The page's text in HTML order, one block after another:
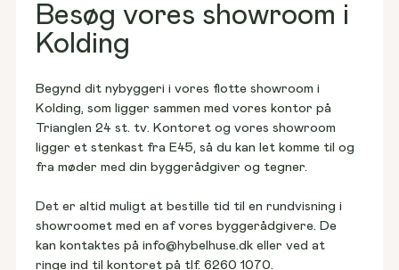
Grunde til salg
Besøg vores showroom i
Kolding
Begynd dit nybyggeri i vores flotte showroom i
Kolding, som ligger sammen med vores kontor på
Trianglen 24 st. tv. Kontoret og vores showroom
ligger et stenkast fra E45, så du kan let komme til og
fra møder med din byggerådgiver og tegner.
Det er altid muligt at bestille tid til en rundvisning i
showroomet med en af vores byggerådgivere. De
kan kontaktes på info@hybelhuse.dk eller ved at
ringe ind til kontoret på tlf. 6260 1070.